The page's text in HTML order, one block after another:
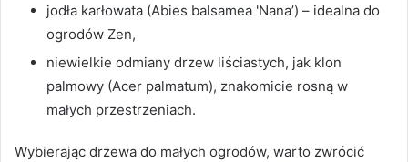
jodła karłowata (Abies balsamea 'Nana’) – idealna do
ogrodów Zen,
niewielkie odmiany drzew liściastych, jak klon
palmowy (Acer palmatum), znakomicie rosną w
małych przestrzeniach.
Wybierając drzewa do małych ogrodów, warto zwrócić